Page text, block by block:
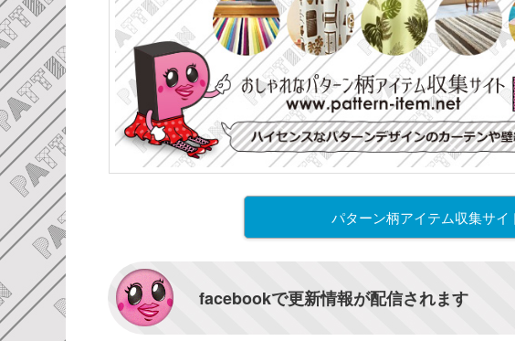
パターン柄アイテム収集サイ
facebookで更新情報が配信されます